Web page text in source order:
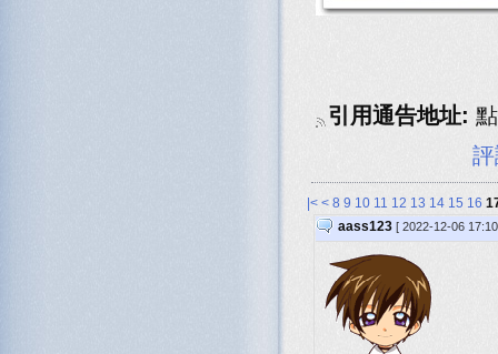
引用通告地址:
|< < 8 9 10 11 12 13 14 15 16
aass123 [ 2022-12-06